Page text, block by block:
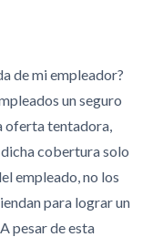
de mi empleador?
un seguro
oferta tentadora,
cobertura solo
empleado, no los
para lograr un
pesar de esta